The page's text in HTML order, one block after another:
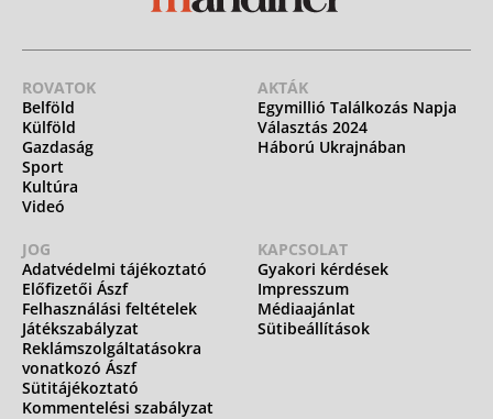
ROVATOK
Belföld
Külföld
Gazdaság
Sport
Kultúra
Videó
AKTÁK
Egymillió Találkozás Napja
Választás 2024
Háború Ukrajnában
JOG
Adatvédelmi tájékoztató
Előfizetői Ászf
Felhasználási feltételek
Játékszabályzat
Reklámszolgáltatásokra
vonatkozó Ászf
Sütitájékoztató
Kommentelési szabályzat
KAPCSOLAT
Gyakori kérdések
Impresszum
Médiaajánlat
Sütibeállítások